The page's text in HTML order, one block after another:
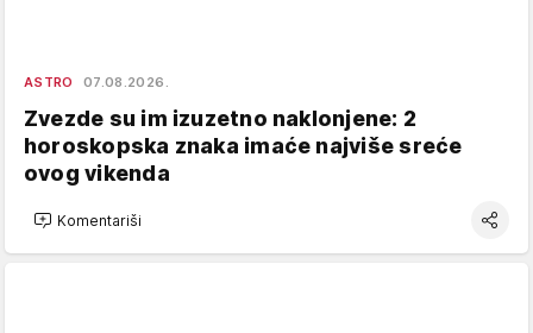
ASTRO 07.08.2026.
Zvezde su im izuzetno naklonjene: 2
horoskopska znaka imaće najviše sreće
ovog vikenda
Komentariši